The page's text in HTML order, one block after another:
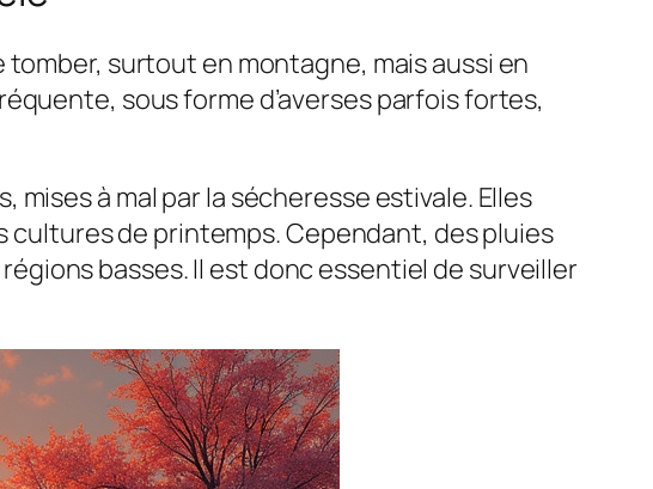
surtout en montagne, mais aussi en
sous forme d’averses parfois fortes,
à mal par la sécheresse estivale. Elles
de printemps. Cependant, des pluies
basses. Il est donc essentiel de surveiller